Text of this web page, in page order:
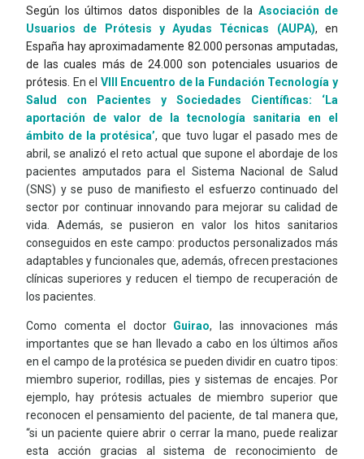
Según los últimos datos disponibles de la Asociación de
Usuarios de Prótesis y Ayudas Técnicas (AUPA), en
España hay aproximadamente 82.000 personas amputadas,
de las cuales más de 24.000 son potenciales usuarios de
prótesis.
En el VIII Encuentro de la Fundación Tecnología y
Salud con Pacientes y Sociedades Científicas: ‘La
aportación de valor de la tecnología sanitaria en el
ámbito de la protésica’, que tuvo lugar el pasado mes de
abril, se analizó el reto actual que supone el abordaje de los
pacientes amputados para el Sistema Nacional de Salud
(SNS) y se puso de manifiesto el esfuerzo continuado del
sector por continuar innovando para mejorar su calidad de
vida. Además, se pusieron en valor los hitos sanitarios
conseguidos en este campo: productos personalizados más
adaptables y funcionales que, además, ofrecen prestaciones
clínicas superiores y reducen el tiempo de recuperación de
los pacientes.
Como comenta el doctor Guirao,
las innovaciones más
importantes que se han llevado a cabo en los últimos años
en el campo de la protésica se pueden dividir en cuatro tipos:
miembro superior, rodillas, pies y sistemas de encajes. Por
ejemplo, hay prótesis actuales de miembro superior que
reconocen el pensamiento del paciente, de tal manera que,
“si un paciente quiere abrir o cerrar la mano, puede realizar
esta acción gracias al sistema de reconocimiento de